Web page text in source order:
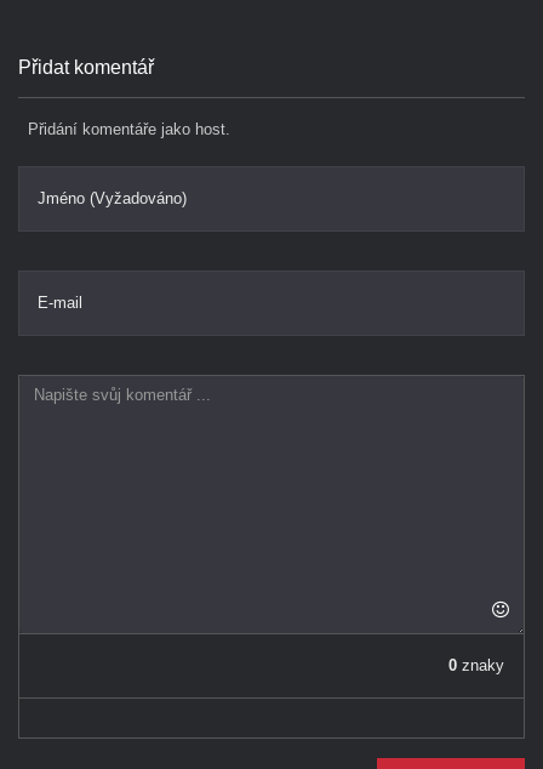
Přidat komentář
Přidání komentáře jako host.
Jméno (Vyžadováno)
E-mail
0 znaky